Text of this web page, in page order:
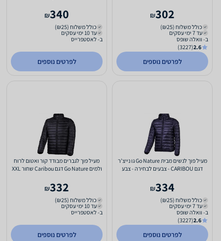
302
₪
כולל משלוח (₪25)
עד 7 ימי עסקים
ב- וואלה שופס
2.6
(3227)
לפרטים נוספים
340
₪
כולל משלוח (₪25)
עד 10 ימי עסקים
ב- לאסטפרייס
לפרטים נוספים
מעיל פוך לנשים מבית Go Nature גו נייצ'ר
דגם CARIBOU - צבעים לבחירה - צבע
334
₪
כולל משלוח (₪25)
עד 7 ימי עסקים
ב- וואלה שופס
2.6
(3227)
לפרטים נוספים
מעיל פוך לגברים מבודד קור ואטום לרוח
ולמים Go Nature דגם Caribou שחור XXL
332
₪
כולל משלוח (₪25)
עד 10 ימי עסקים
ב- לאסטפרייס
לפרטים נוספים